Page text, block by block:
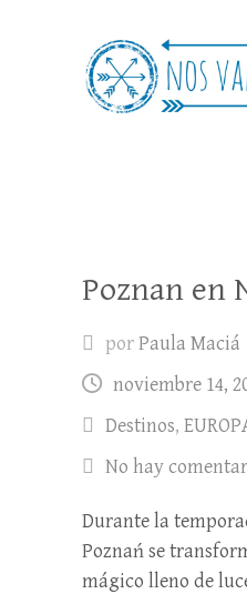
Nos
Poznan en
porPaula Maciá
noviembre 14,
Destinos,
No hay
Durante la
Poznań se
mágico lleno de